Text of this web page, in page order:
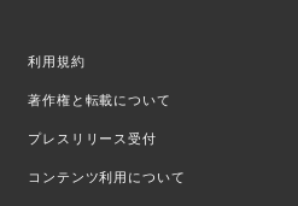
利用規約
著作権と転載について
プレスリリース受付
コンテンツ利用について